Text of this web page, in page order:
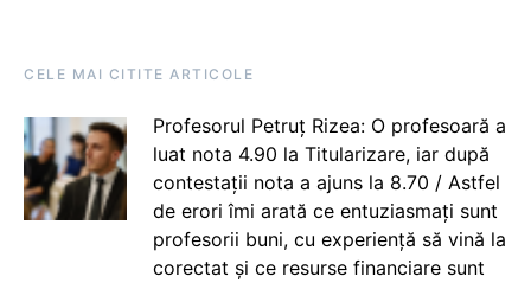
CELE MAI CITITE ARTICOLE
Profesorul Petruț Rizea: O profesoară a
luat nota 4.90 la Titularizare, iar după
contestații nota a ajuns la 8.70 / Astfel
de erori îmi arată ce entuziasmați sunt
profesorii buni, cu experiență să vină la
corectat și ce resurse financiare sunt